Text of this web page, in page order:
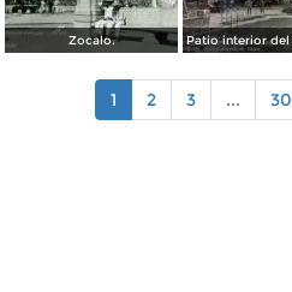
Zocalo.
1 2 3 ... 30